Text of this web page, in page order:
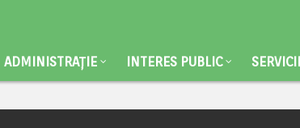
ADMINISTRAȚIE INTERES PUBLIC